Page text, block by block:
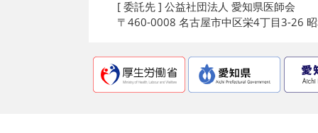
[ 委託先 ] 公益社団法人 愛知県医師会
〒460-0008 名古屋市中区栄4丁目3-26